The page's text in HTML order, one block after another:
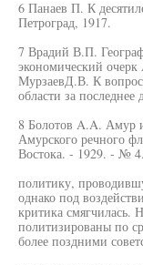
6 Панаев П. К
Петроград, 1917.
7 Врадий В.П.
экономический
МурзаевД.В. К
области за последнее
8 Болотов A.A. Амур
Амурского речного
Востока. - 1929. - №
политику,
однако под
критика смягчилась.
политизированы по
более поздними